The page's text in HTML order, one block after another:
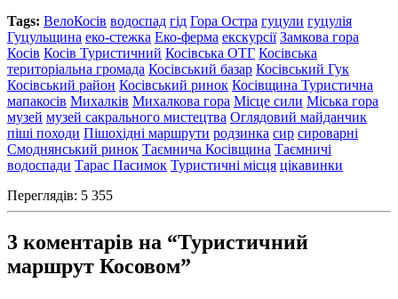
Tags: ВелоКосів водоспад гід Гора Остра гуцули гуцулія
Гуцульщина еко-стежка Еко-ферма екскурсії Замкова гора
Косів Косів Туристичний Косівська ОТГ Косівська
територіальна громада Косівський базар Косівський Гук
Косівський район Косівський ринок Косівщина Туристична
мапакосів Михалків Михалкова гора Місце сили Міська гора
музей музей сакрального мистецтва Оглядовий майданчик
піші походи Пішохідні маршрути родзинка сир сироварні
Смоднянський ринок Таємнича Косівщина Таємничі
водоспади Тарас Пасимок Туристичні місця цікавинки
Переглядів: 5 355
3 коментарів на “Туристичний
маршрут Косовом”